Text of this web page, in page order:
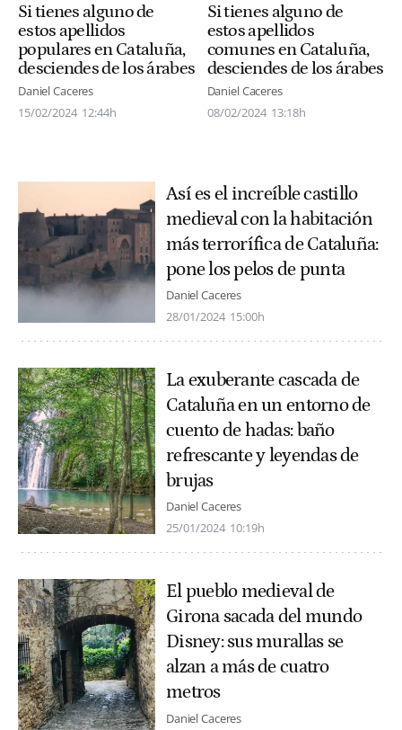
Si tienes alguno de
estos apellidos
populares en Cataluña,
desciendes de los árabes
Daniel Caceres
15/02/2024 12:44h
Si tienes alguno de
estos apellidos
comunes en Cataluña,
desciendes de los árabes
Daniel Caceres
08/02/2024 13:18h
Así es el increíble castillo
medieval con la habitación
más terrorífica de Cataluña:
pone los pelos de punta
Daniel Caceres
28/01/2024 15:00h
La exuberante cascada de
Cataluña en un entorno de
cuento de hadas: baño
refrescante y leyendas de
brujas
Daniel Caceres
25/01/2024 10:19h
El pueblo medieval de
Girona sacada del mundo
Disney: sus murallas se
alzan a más de cuatro
metros
Daniel Caceres